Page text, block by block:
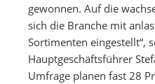
gewonnen. Auf die
sich die Branche mit
Sortimenten eingestellt“,
Hauptgeschäftsführer
Umfrage planen fast 28